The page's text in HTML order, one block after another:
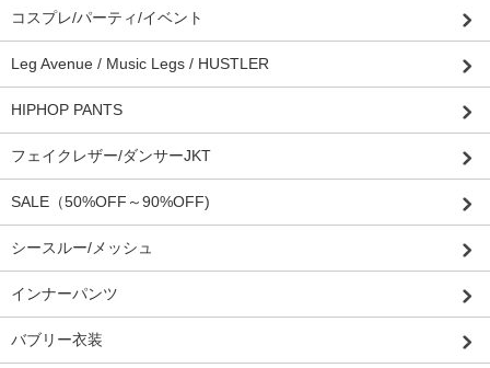
コスプレ/パーティ/イベント
Leg Avenue / Music Legs / HUSTLER
HIPHOP PANTS
フェイクレザー/ダンサーJKT
SALE（50%OFF～90%OFF)
シースルー/メッシュ
インナーパンツ
バブリー衣装